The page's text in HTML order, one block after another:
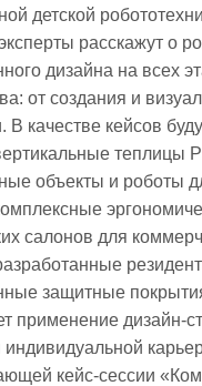
детской
расскажут о
дизайна на всех
от создания и
В качестве кейсов
теплицы
объекты и роботы
салонов для
защитные
применение дизайн-
индивидуальной
кейс-сессии